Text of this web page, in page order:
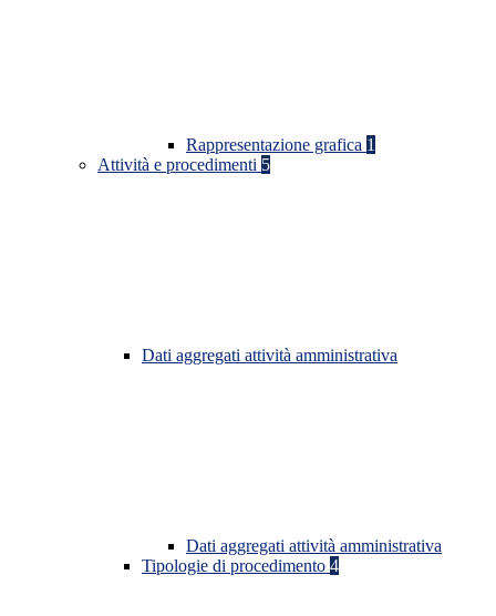
Rappresentazione grafica 1
Attività e procedimenti 5
Dati aggregati attività amministrativa
Dati aggregati attività amministrativa
Tipologie di procedimento 4